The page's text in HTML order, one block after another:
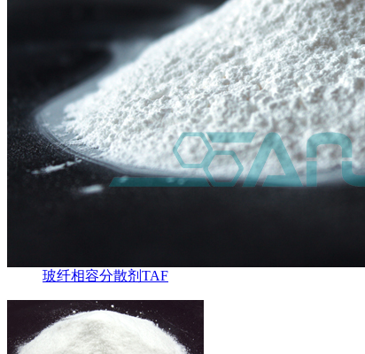
玻纤相容分散剂TAF